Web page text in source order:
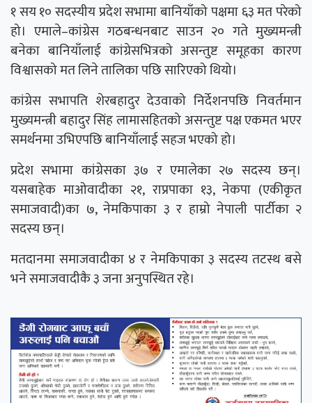
१ सय १० सदस्यीय प्रदेश सभामा बानियाँको पक्षमा ६३ मत परेको
हो। एमाले–कांग्रेस गठबन्धनबाट साउन २० गते मुख्यमन्त्री
बनेका बानियाँलाई कांग्रेसभित्रको असन्तुष्ट समूहका कारण
विश्वासको मत लिने तालिका पछि सारिएको थियो।
कांग्रेस सभापति शेरबहादुर देउवाको निर्देशनपछि निवर्तमान
मुख्यमन्त्री बहादुर सिंह लामासहितको असन्तुष्ट पक्ष एकमत भएर
समर्थनमा उभिएपछि बानियाँलाई सहज भएको हो।
प्रदेश सभामा कांग्रेसका ३७ र एमालेका २७ सदस्य छन्।
यसबाहेक माओवादीका २१, राप्रपाका १३, नेकपा (एकीकृत
समाजवादी)का ७, नेमकिपाका ३ र हाम्रो नेपाली पार्टीका २
सदस्य छन्।
मतदानमा समाजवादीका ४ र नेमकिपाका ३ सदस्य तटस्थ बसे
भने समाजवादीकै ३ जना अनुपस्थित रहे।